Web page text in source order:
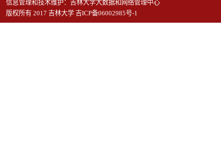
信息管理和技术维护：吉林大学大数据和网络管理中心
版权所有 2017 吉林大学 吉ICP备06002985号-1